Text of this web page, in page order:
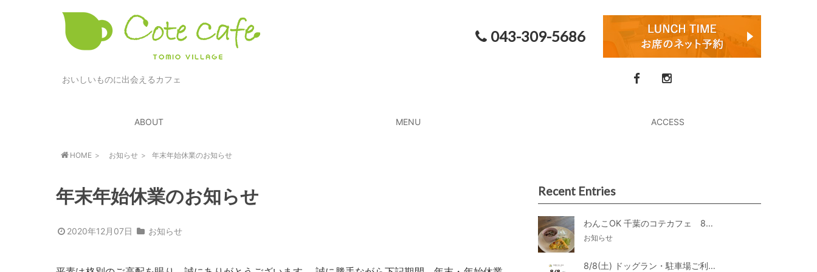
043-309-5686
おいしいものに出会えるカフェ
ABOUT MENU ACCESS
HOME お知らせ 年末年始休業のお知らせ
年末年始休業のお知らせ
2020年12月07日 お知らせ
Recent Entries
わんこOK 千葉のコテカフェ 8月わんこの日 オートミールdeローストビーフライス
お知らせ
8/8(土) ドッグラン・駐車場ご利用のお知らせ